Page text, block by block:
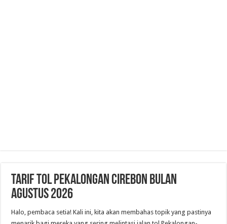
Tarif Tol Pekalongan Cirebon Bulan
Agustus 2026
Halo, pembaca setia! Kali ini, kita akan membahas topik yang pastinya